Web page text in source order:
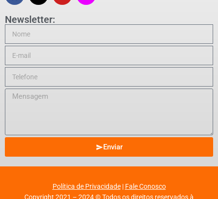
Newsletter:
Enviar
Política de Privacidade| Fale Conosco
Copyright 2021 – 2024 © Todos os direitos reservados à